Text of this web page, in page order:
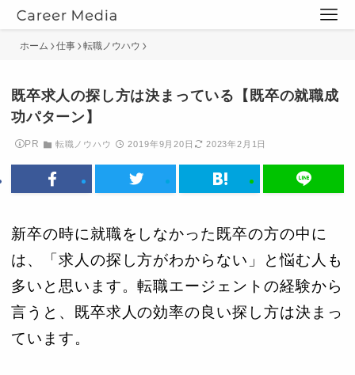
ホーム 仕事 転職ノウハウ
既卒求人の探し方は決まっている【既卒の就職成
功パターン】
PR 転職ノウハウ 2019年9月20日 2023年2月1日
新卒の時に就職をしなかった既卒の方の中に
は、「求人の探し方がわからない」と悩む人も
多いと思います。転職エージェントの経験から
言うと、既卒求人の効率の良い探し方は決まっ
ています。